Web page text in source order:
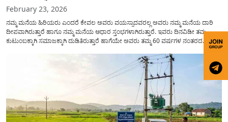
February 23, 2026
ನಮ್ಮ ಮನೆಯ ಹಿರಿಯರು ಎಂದರೆ ಕೇವಲ ಅವರು ವಯಸ್ಸಾದವರಲ್ಲ ಅವರು ನಮ್ಮ ಮನೆಯ ದಾರಿ
ದೀಪವಾಗಿರುತ್ತಾರೆ ಹಾಗೂ ನಮ್ಮ ಮನೆಯ ಆಧಾರ ಸ್ತಂಭಗಳಾಗಿರುತ್ತಾರೆ. ಇವರು ದಿನವಿಡೀ ತಮ್ಮ
ಕುಟುಂಬಕ್ಕಾಗಿ ಸಮಾಜಕ್ಕಾಗಿ ದುಡಿತಿರುತ್ತಾರೆ ಹಾಗೆಯೇ ಅವರು ತಮ್ಮ 60 ವರ್ಷಗಳ ನಂತರದ
ಜೀವನವನ್ನು ನೆಮ್ಮದಿಯಿಂದ ಕಳೆಯಬೇಕೆಂಬುದು ಪ್ರತಿಯೊಬ್ಬರ ಕನಸಾಗಿರುತ್ತದೆ ಆದ್ದರಿಂದ ಸರ್ಕಾರವು